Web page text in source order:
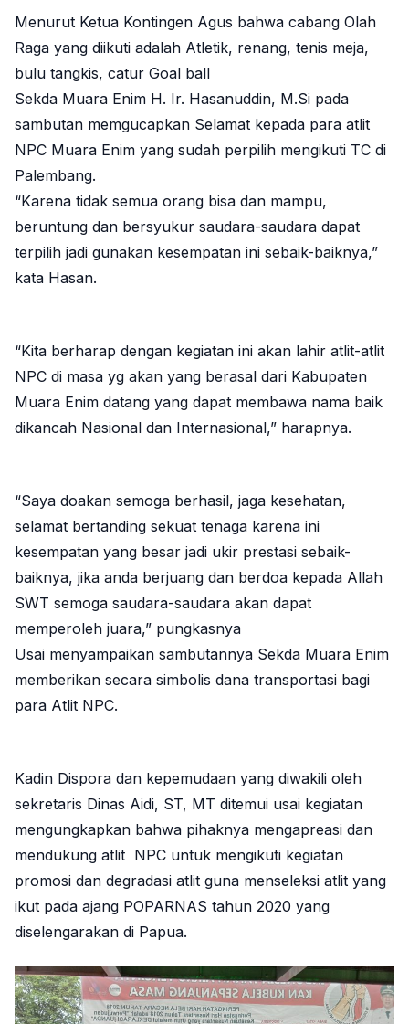
Menurut Ketua Kontingen Agus bahwa cabang Olah
Raga yang diikuti adalah Atletik, renang, tenis meja,
bulu tangkis, catur Goal ball
Sekda Muara Enim H. Ir. Hasanuddin, M.Si pada
sambutan memgucapkan Selamat kepada para atlit
NPC Muara Enim yang sudah perpilih mengikuti TC di
Palembang.
“Karena tidak semua orang bisa dan mampu,
beruntung dan bersyukur saudara-saudara dapat
terpilih jadi gunakan kesempatan ini sebaik-baiknya,”
kata Hasan.
“Kita berharap dengan kegiatan ini akan lahir atlit-atlit
NPC di masa yg akan yang berasal dari Kabupaten
Muara Enim datang yang dapat membawa nama baik
dikancah Nasional dan Internasional,” harapnya.
“Saya doakan semoga berhasil, jaga kesehatan,
selamat bertanding sekuat tenaga karena ini
kesempatan yang besar jadi ukir prestasi sebaik-
baiknya, jika anda berjuang dan berdoa kepada Allah
SWT semoga saudara-saudara akan dapat
memperoleh juara,” pungkasnya
Usai menyampaikan sambutannya Sekda Muara Enim
memberikan secara simbolis dana transportasi bagi
para Atlit NPC.
Kadin Dispora dan kepemudaan yang diwakili oleh
sekretaris Dinas Aidi, ST, MT ditemui usai kegiatan
mengungkapkan bahwa pihaknya mengapreasi dan
mendukung atlit NPC untuk mengikuti kegiatan
promosi dan degradasi atlit guna menseleksi atlit yang
ikut pada ajang POPARNAS tahun 2020 yang
diselengarakan di Papua.